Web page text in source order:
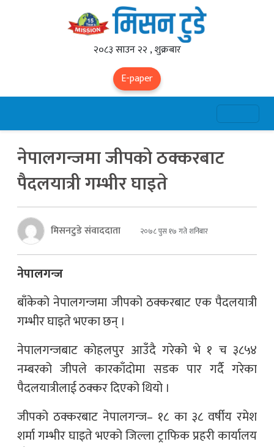
२०८३ साउन २२ , शुक्रबार
E-paper
नेपालगन्जमा जीपको ठक्करबाट
पैदलयात्री गम्भीर घाइते
मिसनटुडे संवाददाता २०७८ पुस १७ गते शनिबार
नेपालगन्ज
बाँकेको नेपालगन्जमा जीपको ठक्करबाट एक पैदलयात्री
गम्भीर घाइते भएका छन् ।
नेपालगन्जबाट कोहलपुर आउँदै गरेको भे १ च ३८५४
नम्बरको जीपले कारकाँदोमा सडक पार गर्दै गरेका
पैदलयात्रीलाई ठक्कर दिएको थियो ।
जीपको ठक्करबाट नेपालगन्ज– १८ का ३८ वर्षीय रमेश
शर्मा गम्भीर घाइते भएको जिल्ला ट्राफिक प्रहरी कार्यालय